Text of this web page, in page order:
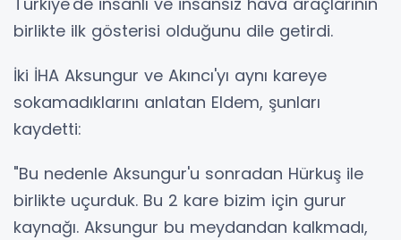
birlikte ilk gösterisi olduğunu dile getirdi.
İki İHA Aksungur ve Akıncı'yı aynı kareye
sokamadıklarını anlatan Eldem, şunları
kaydetti:
"Bu nedenle Aksungur'u sonradan Hürkuş ile
birlikte uçurduk. Bu 2 kare bizim için gurur
kaynağı. Aksungur bu meydandan kalkmadı,